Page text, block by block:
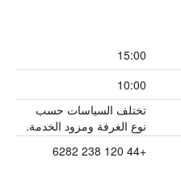
15:00
10:00
تختلف السياسات حسب
نوع الغرفة ومزود الخدمة.
+44 120 238 6282